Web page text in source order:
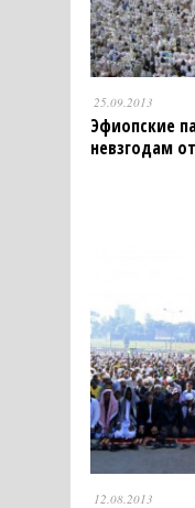
25.09.2013
Эфиопские
невзгодам
12.08.2013